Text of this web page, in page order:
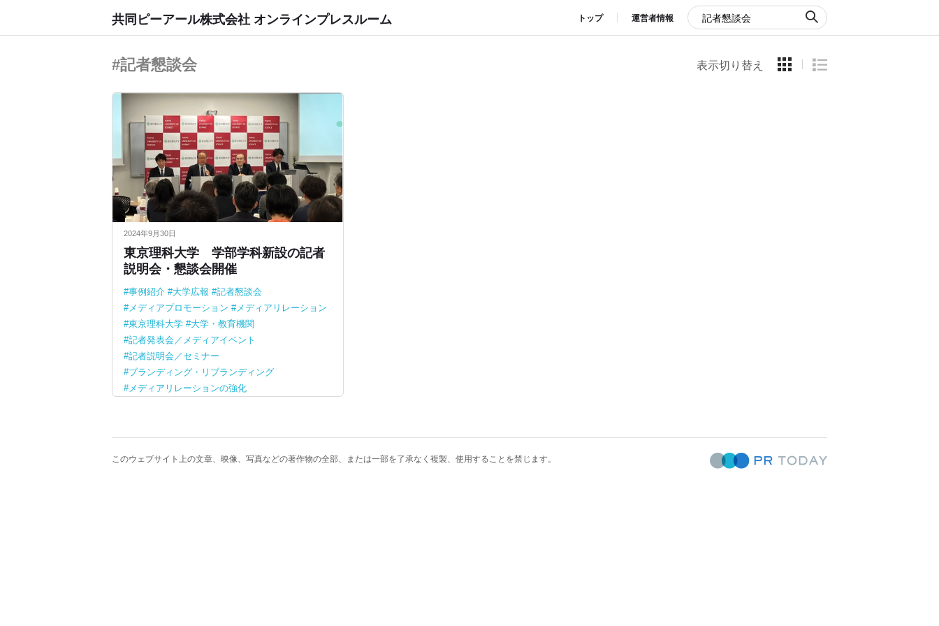
共同ピーアール株式会社 オンラインプレスルーム トップ 運営者情報
#記者懇談会 表示切り替え
2024年9月30日
東京理科大学 学部学科新設の記者
説明会・懇談会開催
事例紹介 大学広報
記者懇談会
メディアプロモーション
メディアリレーション
東京理科大学
大学・教育機関
記者発表会／メディアイベント
記者説明会／セミナー
ブランディング・リブランディング
メディアリレーションの強化
このウェブサイト上の文章、映像、写真などの著作物の全部、または一部を了承なく複製、使用することを禁じます。